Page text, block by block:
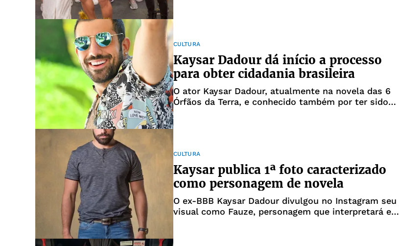
CULTURA
Kaysar Dadour dá início a processo
para obter cidadania brasileira
O ator Kaysar Dadour, atualmente na novela das 6
Órfãos da Terra, e conhecido também por ter sido
CULTURA
Kaysar publica 1ª foto caracterizado
como personagem de novela
O ex-BBB Kaysar Dadour divulgou no Instagram seu
visual como Fauze, personagem que interpretará em